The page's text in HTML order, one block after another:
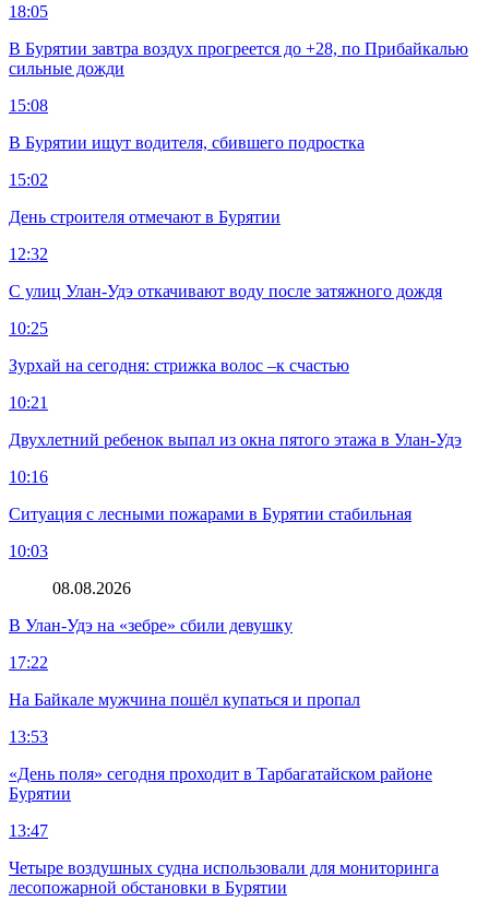
18:05
В Бурятии завтра воздух прогреется до +28, по Прибайкалью
сильные дожди
15:08
В Бурятии ищут водителя, сбившего подростка
15:02
День строителя отмечают в Бурятии
12:32
С улиц Улан-Удэ откачивают воду после затяжного дождя
10:25
Зурхай на сегодня: стрижка волос –к счастью
10:21
Двухлетний ребенок выпал из окна пятого этажа в Улан-Удэ
10:16
Ситуация с лесными пожарами в Бурятии стабильная
10:03
08.08.2026
В Улан-Удэ на «зебре» сбили девушку
17:22
На Байкале мужчина пошёл купаться и пропал
13:53
«День поля» сегодня проходит в Тарбагатайском районе
Бурятии
13:47
Четыре воздушных судна использовали для мониторинга
лесопожарной обстановки в Бурятии